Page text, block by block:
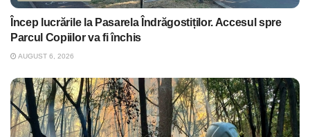
Încep lucrările la Pasarela Îndrăgostiților. Accesul spre
Parcul Copiilor va fi închis
AUGUST 6, 2026